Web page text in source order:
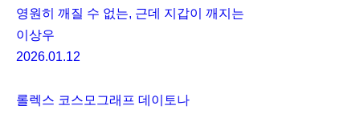
영원히 깨질 수 없는, 근데 지갑이 깨지는
이상우
2026.01.12
롤렉스 코스모그래프 데이토나